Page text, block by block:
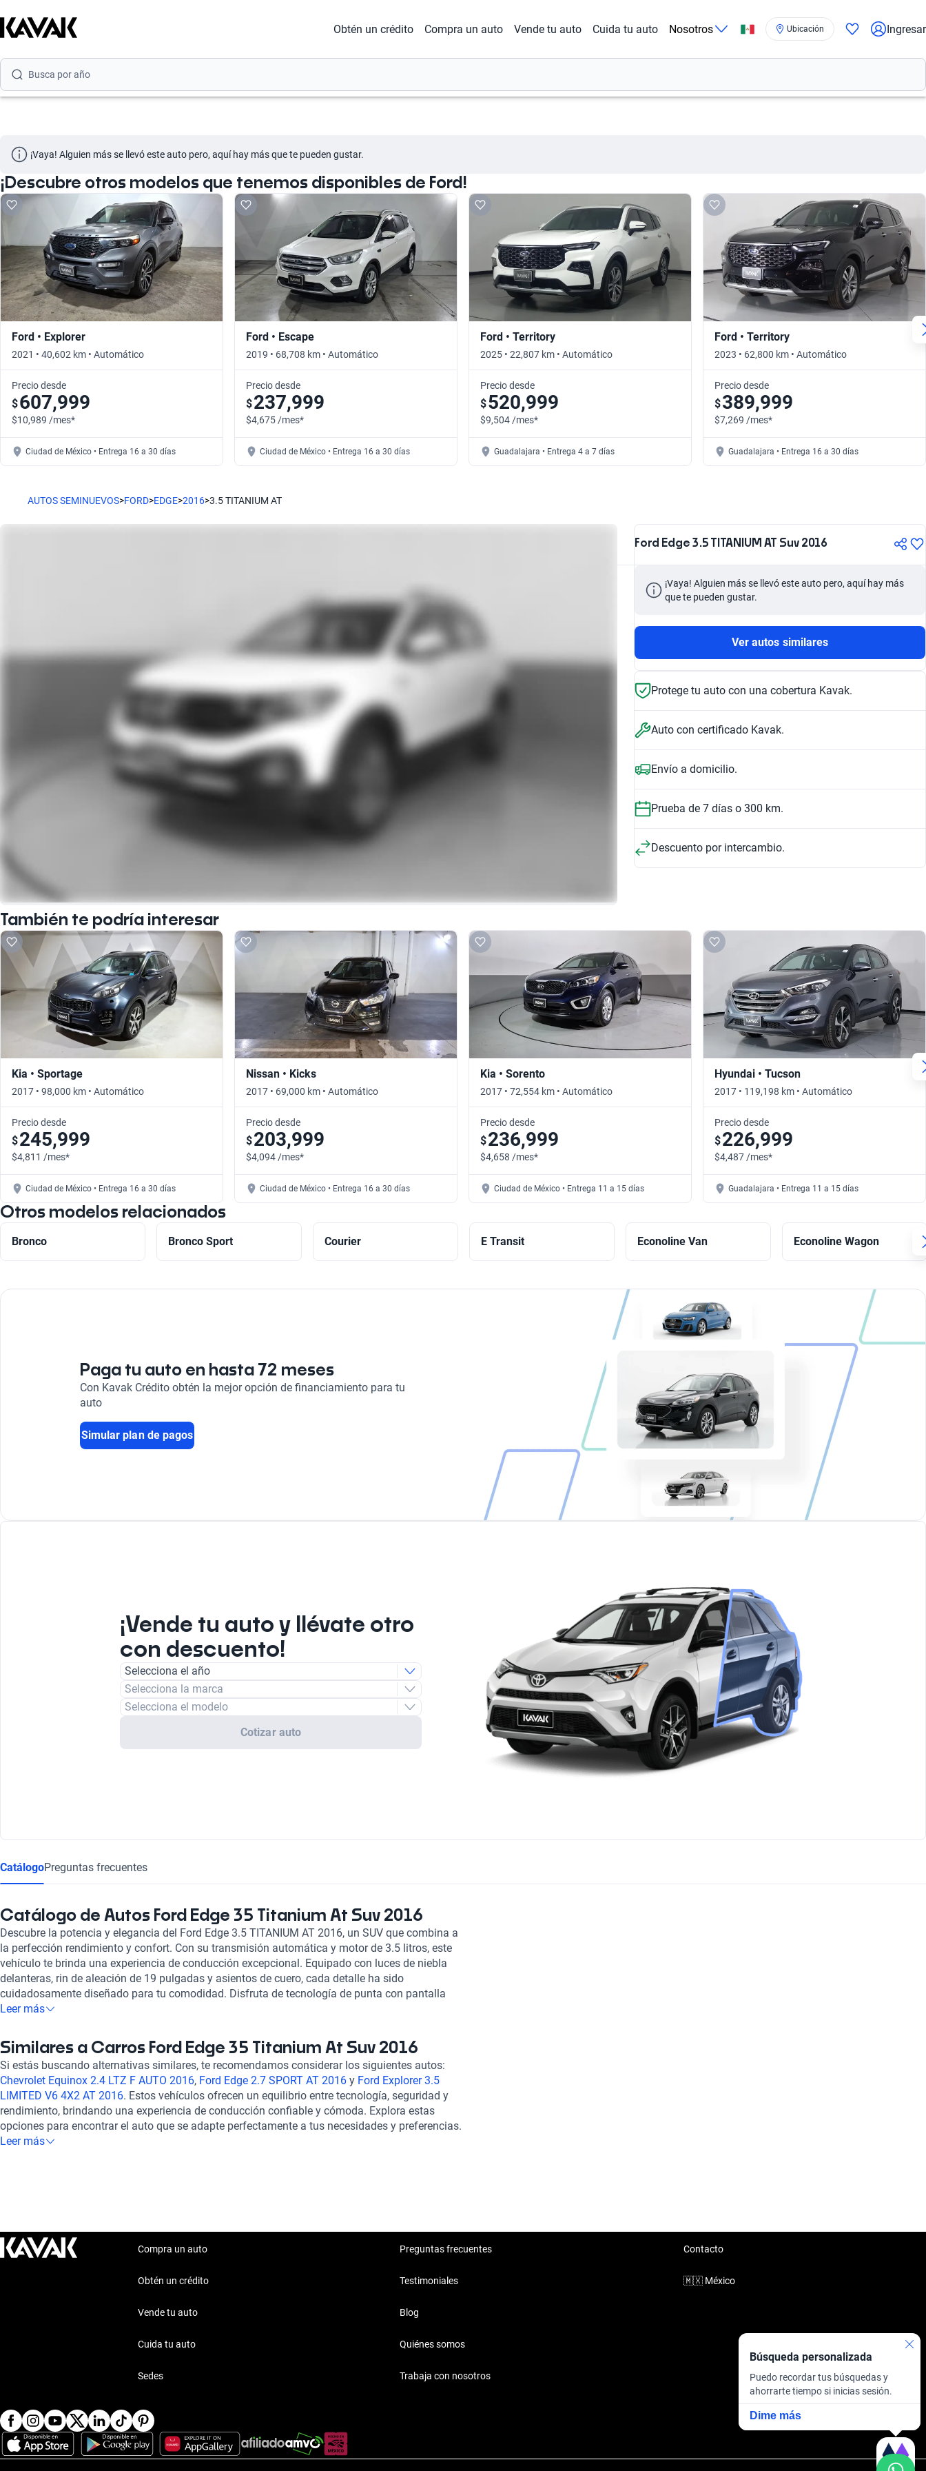
Obtén un crédito Compra un auto Vende tu auto Cuida tu auto Nosotros Ubicación Ingresar
Busca por marca
¡Vaya! Alguien más se llevó este auto pero, aquí hay más que te pueden gustar.
¡Descubre otros modelos que tenemos disponibles de Ford!
Ford • Explorer
2021 • 40,602 km • Automático
Precio desde
$607,999
$10,989 /mes*
Ciudad de México • Entrega 16 a 30 días
Ford • Escape
2019 • 68,708 km • Automático
Precio desde
$237,999
$4,675 /mes*
Ciudad de México • Entrega 16 a 30 días
Ford • Territory
2025 • 22,807 km • Automático
Precio desde
$520,999
$9,504 /mes*
Guadalajara • Entrega 4 a 7 días
Ford • Territory
2023 • 62,800 km • Automático
Precio desde
$389,999
$7,269 /mes*
Guadalajara • Entrega 16 a 30 días
AUTOS SEMINUEVOS>FORD>EDGE>2016>3.5 TITANIUM AT
Ford Edge 3.5 TITANIUM AT Suv 2016
¡Vaya! Alguien más se llevó este auto pero, aquí hay más
que te pueden gustar.
Ver autos similares
Protege tu auto con una cobertura Kavak.
Auto con certificado Kavak.
Envío a domicilio.
Prueba de 7 días o 300 km.
Descuento por intercambio.
También te podría interesar
Kia • Sportage
2017 • 98,000 km • Automático
Precio desde
$245,999
$4,811 /mes*
Ciudad de México • Entrega 16 a 30 días
Nissan • Kicks
2017 • 69,000 km • Automático
Precio desde
$203,999
$4,094 /mes*
Ciudad de México • Entrega 16 a 30 días
Kia • Sorento
2017 • 72,554 km • Automático
Precio desde
$236,999
$4,658 /mes*
Ciudad de México • Entrega 11 a 15 días
Hyundai • Tucson
2017 • 119,198 km • Automático
Precio desde
$226,999
$4,487 /mes*
Guadalajara • Entrega 11 a 15 días
Otros modelos relacionados
Bronco Bronco Sport Courier E Transit Econoline Van Econoline Wagon
Paga tu auto en hasta 72 meses
Con Kavak Crédito obtén la mejor opción de financiamiento para tu
auto
Simular plan de pagos
¡Vende tu auto y llévate otro
con descuento!
Selecciona el año
Selecciona la marca
Selecciona el modelo
Cotizar auto
CatálogoPreguntas frecuentes
Catálogo de Autos Ford Edge 35 Titanium At Suv 2016
Descubre la potencia y elegancia del Ford Edge 3.5 TITANIUM AT 2016, un SUV que combina a
la perfección rendimiento y confort. Con su transmisión automática y motor de 3.5 litros, este
vehículo te brinda una experiencia de conducción excepcional. Equipado con luces de niebla
delanteras, rin de aleación de 19 pulgadas y asientos de cuero, cada detalle ha sido
cuidadosamente diseñado para tu comodidad. Disfruta de tecnología de punta con pantalla
táctil, sistema de audio Sony y GPS integrado. Además, su amplia gama de características de
brindan tranquilidad en cada viaje. Con una calificación destacada en potencia, confort y
seguridad, el Ford Edge 3.5 TITANIUM AT 2016 es la elección ideal para aquellos que buscan
un vehículo sofisticado y confiable. ¡Haz tuya esta joya automotriz y experimenta la excelencia
en cada kilómetro recorrido!
Leer más
Similares a Carros Ford Edge 35 Titanium At Suv 2016
Si estás buscando alternativas similares, te recomendamos considerar los siguientes autos:
Chevrolet Equinox 2.4 LTZ F AUTO 2016, Ford Edge 2.7 SPORT AT 2016 y Ford Explorer 3.5
LIMITED V6 4X2 AT 2016. Estos vehículos ofrecen un equilibrio entre tecnología, seguridad y
rendimiento, brindando una experiencia de conducción confiable y cómoda. Explora estas
opciones para encontrar el auto que se adapte perfectamente a tus necesidades y preferencias.
¡Descubre más sobre ellos en nuestra plataforma!
Leer más
Búsqueda personalizada
Puedo recordar tus búsquedas y
ahorrarte tiempo si inicias sesión.
Dime más
Compra un auto
Obtén un crédito
Vende tu auto
Cuida tu auto
Sedes
Preguntas frecuentes
Testimoniales
Blog
Quiénes somos
Trabaja con nosotros
Contacto
🇲🇽 México